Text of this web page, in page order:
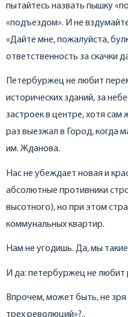
пытайтесь назвать пышку
«подъездом». И не
«Дайте мне, пожалуйста,
ответственность за скачки
Петербуржец не любит
исторических зданий, за
застроек в центре, хотя
раз выезжал в Город, когда
им. Жданова.
Нас не убеждает новая и
абсолютные противники
высотного), но при этом
коммунальных квартир.
Нам не угодишь. Да, мы
И да: петербуржец не
Впрочем, может быть, не
трех революций»?..